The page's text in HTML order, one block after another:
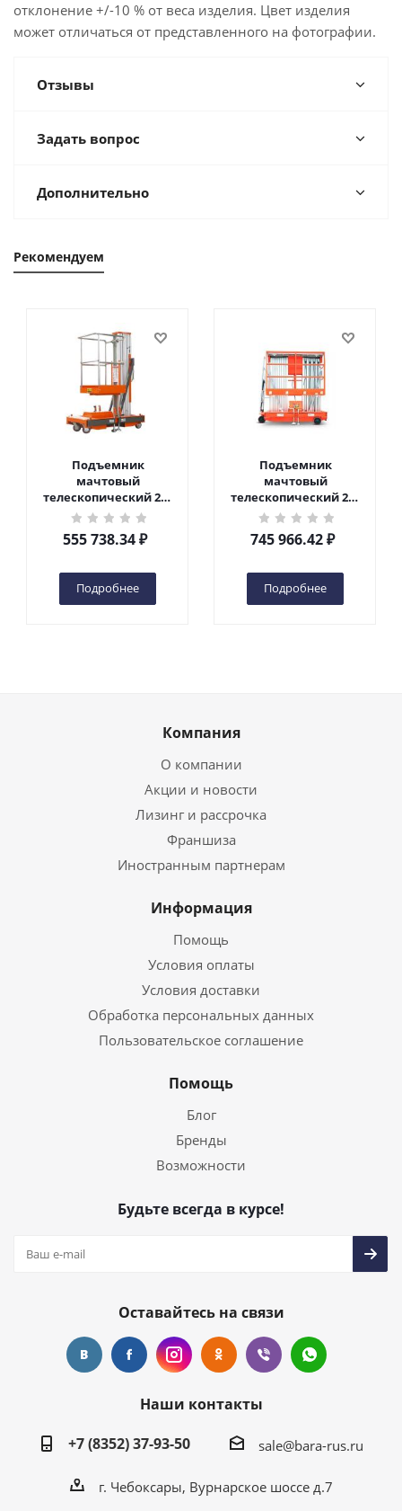
отклонение +/-10 % от веса изделия. Цвет изделия
может отличаться от представленного на фотографии.
Отзывы
Задать вопрос
Дополнительно
Рекомендуем
Подъемник
мачтовый
телескопический 200
кг 6 м TOR GTWY6-200S
DC 2-мачтовый
(автономный) (G) в
555 738.34₽
Подробнее
Подъемник
мачтовый
телескопический 200
кг 10 м TOR GTWY10-
200S DC 2-мачтовый
(автономный) (N) в
745 966.42₽
Подробнее
Компания
О компании
Акции и новости
Лизинг и рассрочка
Франшиза
Иностранным партнерам
Информация
Помощь
Условия оплаты
Условия доставки
Обработка персональных данных
Пользовательское соглашение
Помощь
Блог
Бренды
Возможности
Будьте всегда в курсе!
Оставайтесь на связи
Наши контакты
+7 (8352) 37-93-50
sale@bara-rus.ru
г. Чебоксары, Вурнарское шоссе д.7